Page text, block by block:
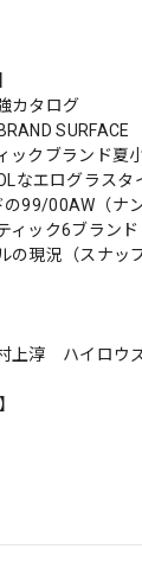
カタログ
SURFACE
ックブランド夏
なエログラスタ
99/00AW（ナ
ィック6ブラン
の現況（スナッ
上淳 ハイロウ